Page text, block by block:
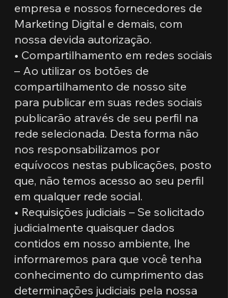
empresa e nossos fornecedores de
Marketing Digital e demais, com
nossa devida autorização.
• Compartilhamento em redes sociais
– Ao utilizar os botões de
compartilhamento de nosso site
para publicar em suas redes sociais
publicarão através de seu perfil na
rede selecionada. Desta forma não
nos responsabilizamos por
equívocos nestas publicações, posto
que, não temos acesso ao seu perfil
em qualquer rede social.
• Requisições judiciais – Se solicitado
judicialmente quaisquer dados
contidos em nosso ambiente, lhe
informaremos para que você tenha
conhecimento do cumprimento das
determinações judiciais pela nossa